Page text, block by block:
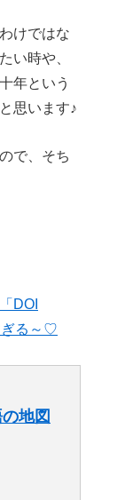
けではな
い時や、
年という
思います♪
で、そち
DOI
ぎる～♡
地図